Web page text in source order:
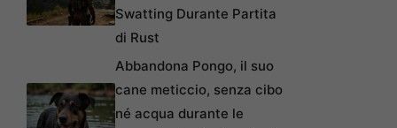
Swatting Durante Partita
di Rust
Abbandona Pongo, il suo
cane meticcio, senza cibo
né acqua durante le